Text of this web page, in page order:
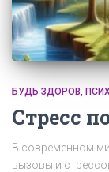
БУДЬ ЗДОРОВ
Стресс
В современном
вызовы и